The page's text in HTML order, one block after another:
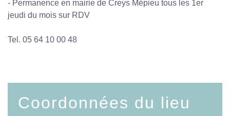
- Permanence en mairie de Creys Mépieu tous les 1er
jeudi du mois sur RDV
Tel. 05 64 10 00 48
Coordonnées du lieu